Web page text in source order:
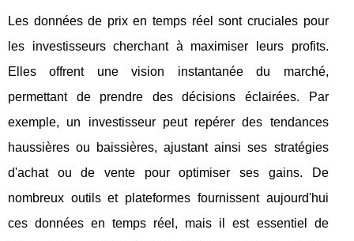
Les données de prix en temps réel sont cruciales pour
les investisseurs cherchant à maximiser leurs profits.
Elles offrent une vision instantanée du marché,
permettant de prendre des décisions éclairées. Par
exemple, un investisseur peut repérer des tendances
haussières ou baissières, ajustant ainsi ses stratégies
d'achat ou de vente pour optimiser ses gains. De
nombreux outils et plateformes fournissent aujourd'hui
ces données en temps réel, mais il est essentiel de